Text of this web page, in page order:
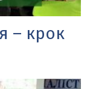
– крок